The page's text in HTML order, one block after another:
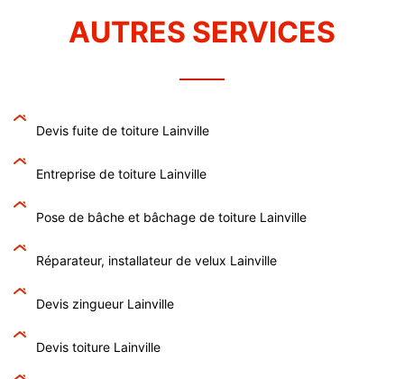
AUTRES SERVICES
Devis fuite de toiture Lainville
Entreprise de toiture Lainville
Pose de bâche et bâchage de toiture Lainville
Réparateur, installateur de velux Lainville
Devis zingueur Lainville
Devis toiture Lainville